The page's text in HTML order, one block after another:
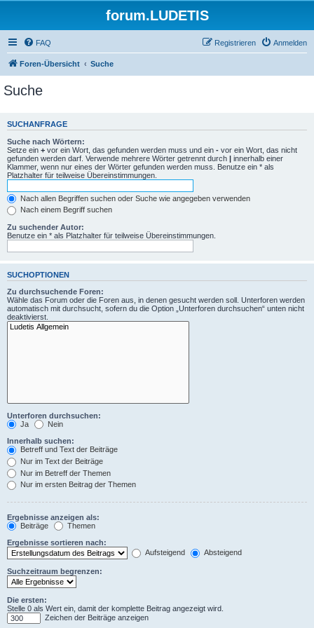
forum.LUDETIS
FAQ Anmelden
Registrieren
Foren-Übersicht Suche
Suche
SUCHANFRAGE
Suche nach Wörtern:
Setze ein + vor ein Wort, das gefunden werden muss und ein - vor ein Wort, das nicht
gefunden werden darf. Verwende mehrere Wörter getrennt durch | innerhalb einer
Klammer, wenn nur eines der Wörter gefunden werden muss. Benutze ein * als
Platzhalter für teilweise Übereinstimmungen.
Nach allen Begriffen suchen oder Suche wie angegeben verwenden
Nach einem Begriff suchen
Zu suchender Autor:
Benutze ein * als Platzhalter für teilweise Übereinstimmungen.
SUCHOPTIONEN
Zu durchsuchende Foren:
Wähle das Forum oder die Foren aus, in denen gesucht werden soll. Unterforen werden
automatisch mit durchsucht, sofern du die Option „Unterforen durchsuchen“ unten nicht
deaktivierst.
Unterforen durchsuchen:
Ja
Nein
Innerhalb suchen:
Betreff und Text der Beiträge
Nur im Text der Beiträge
Nur im Betreff der Themen
Nur im ersten Beitrag der Themen
Ergebnisse anzeigen als:
Beiträge
Themen
Ergebnisse sortieren nach:
Aufsteigend
Absteigend
Suchzeitraum begrenzen:
Die ersten:
Stelle 0 als Wert ein, damit der komplette Beitrag angezeigt wird.
Zeichen der Beiträge anzeigen